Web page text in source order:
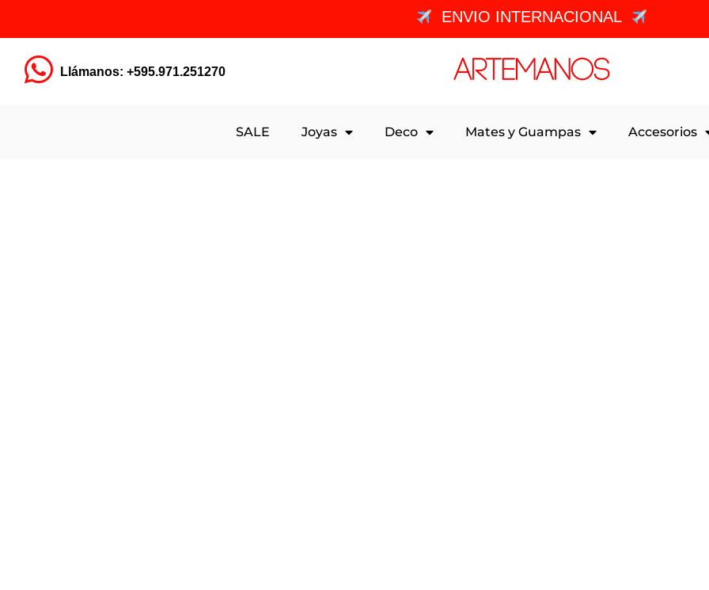
ENVIO INTERNACIONAL
Llámanos: +595.971.251270
SALE Joyas Deco Mates y Guampas Accesorios